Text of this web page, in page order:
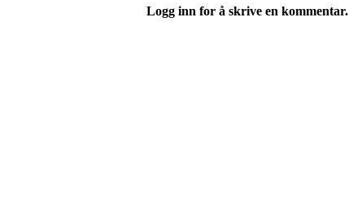
Logg inn for å skrive en kommentar.